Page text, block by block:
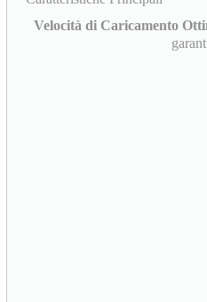
Velocità di Caricamento